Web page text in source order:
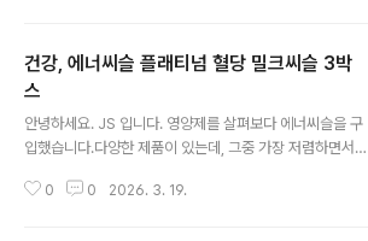
다.보유 유심 인증 진행가입을 진행합니다. 개인 인증 및 가
입 정보를 입력하고, 희망 선호를 선택하면 완료됩니다.실
프 개통 진행은 시간이 좀 걸려 진행되었습니다.희망 번호
입력 후 가입이 완료되었습니다. 이제 월 110원으로 평생
사용하게 되었습니다.
건강, 에너씨슬 플래티넘 혈당 밀크씨슬 3박
스
안녕하세요. JS 입니다. 영양제를 살펴보다 에너씨슬을 구
입했습니다.다양한 제품이 있는데, 그중 가장 저렴하면서
플래티넘 혈당 밀크씨슬 3박스3박스 99,900원 건강은 걱
0 0 2026. 3. 19.